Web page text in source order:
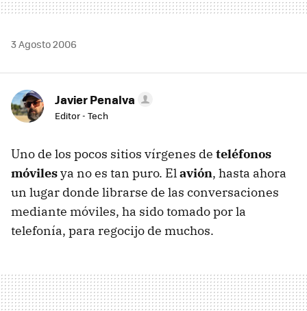
3 Agosto 2006
Javier Penalva
Editor - Tech
Uno de los pocos sitios vírgenes de teléfonos
móvilesya no es tan puro. Elavión, hasta ahora
un lugar donde librarse de las conversaciones
mediante móviles, ha sido tomado por la
telefonía, para regocijo de muchos.